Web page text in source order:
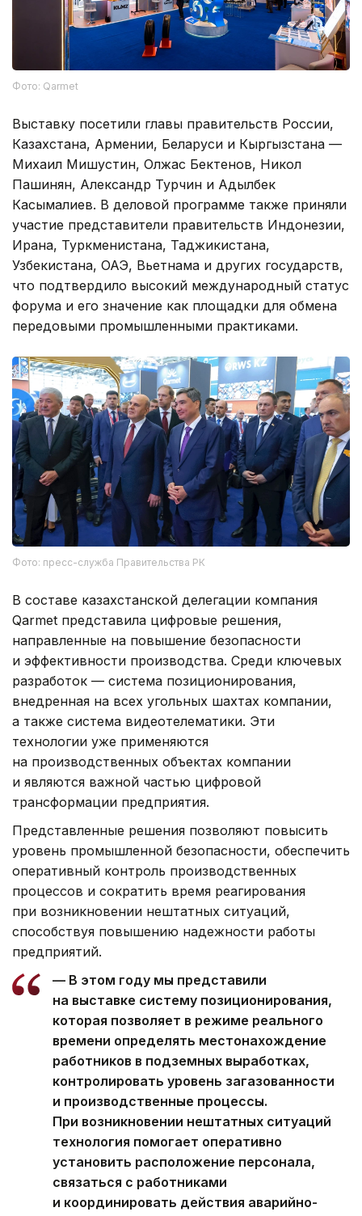
Фото: Qarmet
Выставку посетили главы правительств России,
Казахстана, Армении, Беларуси и Кыргызстана —
Михаил Мишустин, Олжас Бектенов, Никол
Пашинян, Александр Турчин и Адылбек
Касымалиев. В деловой программе также приняли
участие представители правительств Индонезии,
Ирана, Туркменистана, Таджикистана,
Узбекистана, ОАЭ, Вьетнама и других государств,
что подтвердило высокий международный статус
форума и его значение как площадки для обмена
передовыми промышленными практиками.
Фото: пресс-служба Правительства РК
В составе казахстанской делегации компания
Qarmet представила цифровые решения,
направленные на повышение безопасности
и эффективности производства. Среди ключевых
разработок — система позиционирования,
внедренная на всех угольных шахтах компании,
а также система видеотелематики. Эти
технологии уже применяются
на производственных объектах компании
и являются важной частью цифровой
трансформации предприятия.
Представленные решения позволяют повысить
уровень промышленной безопасности, обеспечить
оперативный контроль производственных
процессов и сократить время реагирования
при возникновении нештатных ситуаций,
способствуя повышению надежности работы
предприятий.
— В этом году мы представили
на выставке систему позиционирования,
которая позволяет в режиме реального
времени определять местонахождение
работников в подземных выработках,
контролировать уровень загазованности
и производственные процессы.
При возникновении нештатных ситуаций
технология помогает оперативно
установить расположение персонала,
связаться с работниками
и координировать действия аварийно-